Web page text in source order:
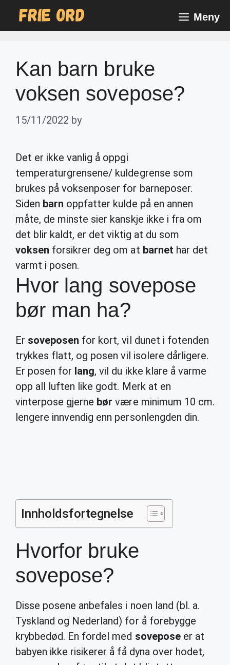
Meny
Kan barn bruke
voksen sovepose?
15/11/2022 by
Det er ikke vanlig å oppgi
temperaturgrensene/ kuldegrense som
brukes på voksenposer for barneposer.
Siden barn oppfatter kulde på en annen
måte, de minste sier kanskje ikke i fra om
det blir kaldt, er det viktig at du som
voksen forsikrer deg om at barnet har det
varmt i posen.
Hvor lang sovepose
bør man ha?
Er soveposen for kort, vil dunet i fotenden
trykkes flatt, og posen vil isolere dårligere.
Er posen for lang, vil du ikke klare å varme
opp all luften like godt. Merk at en
vinterpose gjerne bør være minimum 10 cm.
lengere innvendig enn personlengden din.
Innholdsfortegnelse
Hvorfor bruke
sovepose?
Disse posene anbefales i noen land (bl. a.
Tyskland og Nederland) for å forebygge
krybbedød. En fordel med soveposeer at
babyen ikke risikerer å få dyna over hodet,